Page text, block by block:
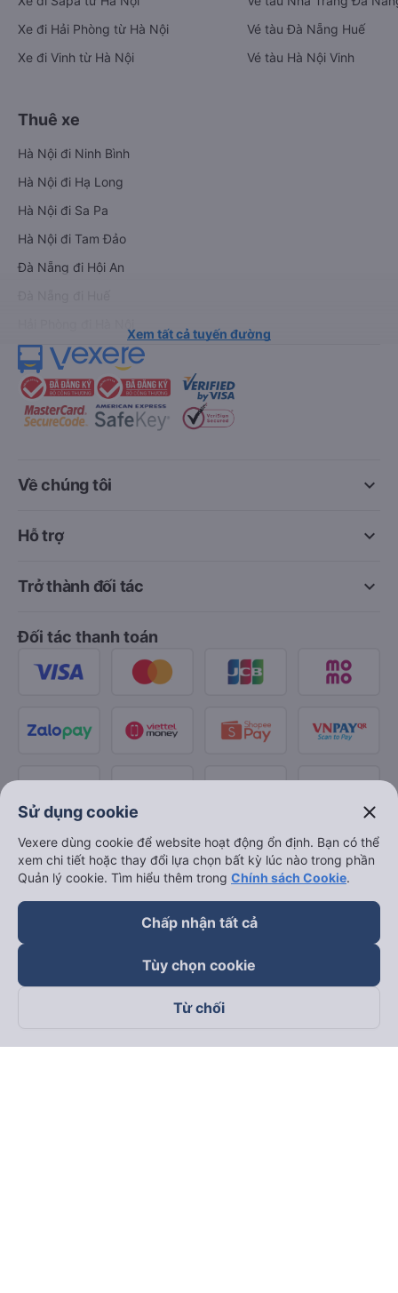
Xe đi Hải Phòng từ Hà Nội
Xe đi Vinh từ Hà Nội
Vé tàu Đà Nẵng Huế
Vé tàu Hà Nội Vinh
Thuê xe
Hà Nội đi Ninh Bình
Hà Nội đi Hạ Long
Hà Nội đi Sa Pa
Hà Nội đi Tam Đảo
Đà Nẵng đi Hội An
Xem tất cả tuyến đường
keyboard_arrow_down
Về chúng tôi
keyboard_arrow_down
Hỗ trợ
keyboard_arrow_down
Trở thành đối tác
Đối tác thanh toán
Theo dõi chúng tôi trên
Sử dụng cookie close
Vexere dùng cookie để website hoạt động ổn định. Bạn có thể
xem chi tiết hoặc thay đổi lựa chọn bất kỳ lúc nào trong phần
Quản lý cookie. Tìm hiểu thêm trong Chính sách Cookie.
Chấp nhận tất cả
Tùy chọn cookie
Từ chối